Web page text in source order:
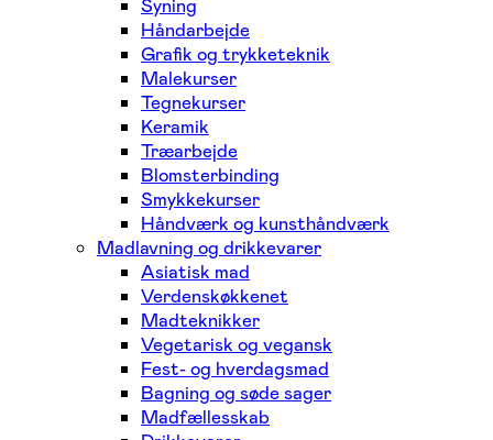
Syning
Håndarbejde
Grafik og trykketeknik
Malekurser
Tegnekurser
Keramik
Træarbejde
Blomsterbinding
Smykkekurser
Håndværk og kunsthåndværk
Madlavning og drikkevarer
Asiatisk mad
Verdenskøkkenet
Madteknikker
Vegetarisk og vegansk
Fest- og hverdagsmad
Bagning og søde sager
Madfællesskab